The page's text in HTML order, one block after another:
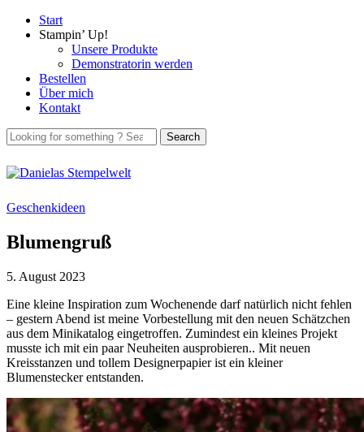
Start
Stampin’ Up!
Unsere Produkte
Demonstratorin werden
Bestellen
Über mich
Kontakt
Geschenkideen
Blumengruß
5. August 2023
Eine kleine Inspiration zum Wochenende darf natürlich nicht fehlen
– gestern Abend ist meine Vorbestellung mit den neuen Schätzchen
aus dem Minikatalog eingetroffen. Zumindest ein kleines Projekt
musste ich mit ein paar Neuheiten ausprobieren.. Mit neuen
Kreisstanzen und tollem Designerpapier ist ein kleiner
Blumenstecker entstanden.